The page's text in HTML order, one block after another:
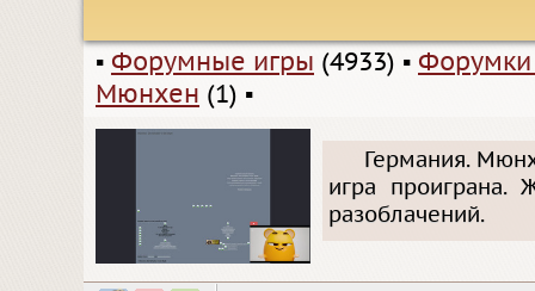
▪ Форумные игры (4933) ▪
Мюнхен (1) ▪
Германия.
игра проиграна.
разоблачений.